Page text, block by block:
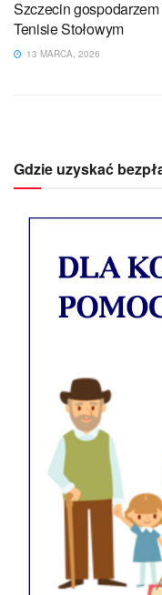
Szczecin
Tenisie Stołowym
13 MARCA, 2026
Gdzie uzyskać